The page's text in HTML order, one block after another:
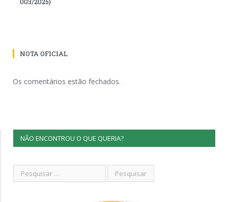
NOTA OFICIAL
Os comentários estão fechados.
NÃO ENCONTROU O QUE QUERIA?